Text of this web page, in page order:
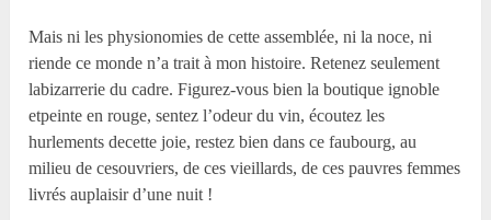
Mais ni les physionomies de cette assemblée, ni la noce, ni
riende ce monde n’a trait à mon histoire. Retenez seulement
labizarrerie du cadre. Figurez-vous bien la boutique ignoble
etpeinte en rouge, sentez l’odeur du vin, écoutez les
hurlements decette joie, restez bien dans ce faubourg, au
milieu de cesouvriers, de ces vieillards, de ces pauvres femmes
livrés auplaisir d’une nuit !